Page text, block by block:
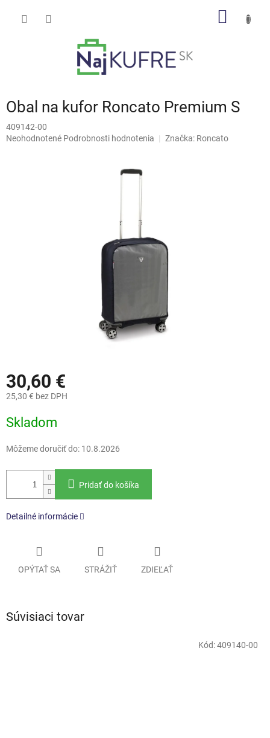
Obal na kufor Roncato Premium S
409142-00
Priemerné
Neohodnotené Podrobnosti hodnotenia Značka: Roncato
30,60 €
25,30 € bez DPH
cena:
Skladom
Môžeme doručiť do: 10.8.2026
Pridať do košíka
Detailné informácie
OPÝTAŤ SA STRÁŽIŤ ZDIEĽAŤ
Súvisiaci tovar
Kód:409140-00